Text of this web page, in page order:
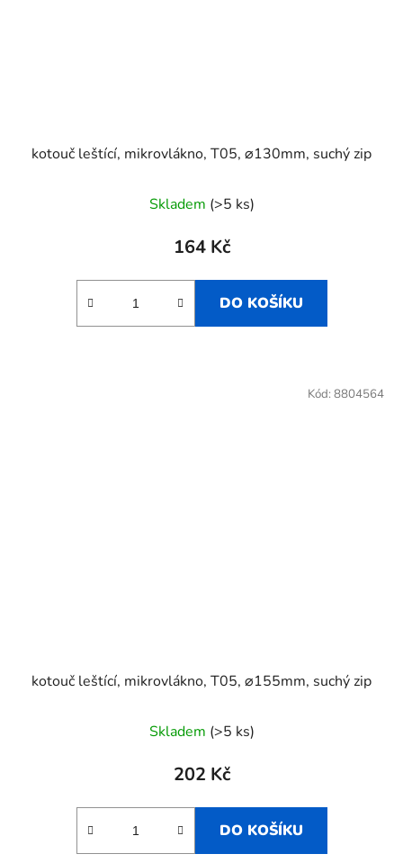
kotouč leštící, mikrovlákno, T05, ⌀130mm, suchý zip
Skladem (>5 ks)
164 Kč
DO KOŠÍKU
kotouč leštící, mikrovlákno, T05, ⌀155mm, suchý zip
Skladem (>5 ks)
202 Kč
DO KOŠÍKU
Kód: 8804564